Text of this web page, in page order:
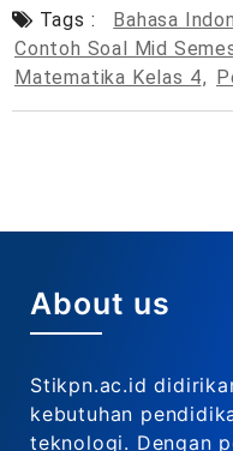
Tags : Bahasa
Contoh Soal Mid
Matematika Kelas 4,
About us
Stikpn.ac.id
kebutuhan
teknologi. Dengan